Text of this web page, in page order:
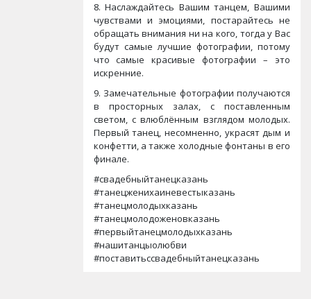
8. Наслаждайтесь Вашим танцем, Вашими
чувствами и эмоциями, постарайтесь не
обращать внимания ни на кого, тогда у Вас
будут самые лучшие фотографии, потому
что самые красивые фотографии – это
искренние.
9. Замечательные фотографии получаются
в просторных залах, с поставленным
светом, с влюблённым взглядом молодых.
Первый танец, несомненно, украсят дым и
конфетти, а также холодные фонтаны в его
финале.
#свадебныйтанецказань
#танецженихаиневестыказань
#танецмолодыхказань
#танецмолодоженовказань
#первыйтанецмолодыхказань
#нашитанцыолюбви
#поставитьссвадебныйтанецказань